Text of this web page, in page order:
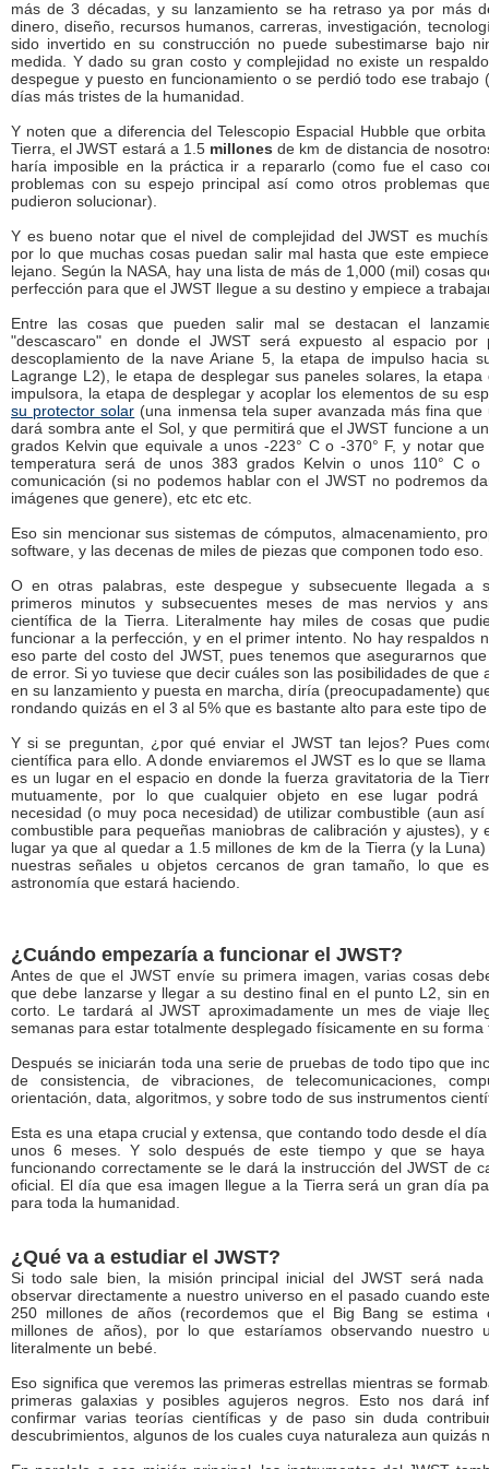
más de 3 décadas, y su lanzamiento se ha retraso ya por más
dinero, diseño, recursos humanos, carreras, investigación,
sido invertido en su construcción no puede subestimarse bajo
medida. Y dado su gran costo y complejidad no existe un
despegue y puesto en funcionamiento o se perdió todo ese trabajo
días más tristes de la humanidad.
Y noten que a diferencia del Telescopio Espacial Hubble que
Tierra, el JWST estará a 1.5 millones de km de distancia de
haría imposible en la práctica ir a repararlo (como fue el caso
problemas con su espejo principal así como otros problemas
pudieron solucionar).
Y es bueno notar que el nivel de complejidad del JWST es
por lo que muchas cosas puedan salir mal hasta que este
lejano. Según la NASA, hay una lista de más de 1,000 (mil) cosas
perfección para que el JWST llegue a su destino y empiece a
Entre las cosas que pueden salir mal se destacan el
"descascaro" en donde el JWST será expuesto al espacio
descoplamiento de la nave Ariane 5, la etapa de impulso hacia
Lagrange L2), le etapa de desplegar sus paneles solares, la
impulsora, la etapa de desplegar y acoplar los elementos de su
su protector solar (una inmensa tela super avanzada más fina
dará sombra ante el Sol, y que permitirá que el JWST funcione a
grados Kelvin que equivale a unos -223° C o -370° F, y notar
temperatura será de unos 383 grados Kelvin o unos 110° C
comunicación (si no podemos hablar con el JWST no podremos
imágenes que genere), etc etc etc.
Eso sin mencionar sus sistemas de cómputos, almacenamiento,
software, y las decenas de miles de piezas que componen todo eso.
O en otras palabras, este despegue y subsecuente llegada a
primeros minutos y subsecuentes meses de mas nervios y
científica de la Tierra. Literalmente hay miles de cosas que
funcionar a la perfección, y en el primer intento. No hay respaldos
eso parte del costo del JWST, pues tenemos que asegurarnos
de error. Si yo tuviese que decir cuáles son las posibilidades de que
en su lanzamiento y puesta en marcha, diría (preocupadamente)
rondando quizás en el 3 al 5% que es bastante alto para este tipo
Y si se preguntan, ¿por qué enviar el JWST tan lejos? Pues
científica para ello. A donde enviaremos el JWST es lo que se
es un lugar en el espacio en donde la fuerza gravitatoria de la
mutuamente, por lo que cualquier objeto en ese lugar podrá
necesidad (o muy poca necesidad) de utilizar combustible (aun
combustible para pequeñas maniobras de calibración y ajustes), y
lugar ya que al quedar a 1.5 millones de km de la Tierra (y la
nuestras señales u objetos cercanos de gran tamaño, lo que
astronomía que estará haciendo.
¿Cuándo empezaría a funcionar el JWST?
Antes de que el JWST envíe su primera imagen, varias cosas
que debe lanzarse y llegar a su destino final en el punto L2, sin
corto. Le tardará al JWST aproximadamente un mes de viaje
semanas para estar totalmente desplegado físicamente en su forma
Después se iniciarán toda una serie de pruebas de todo tipo que
de consistencia, de vibraciones, de telecomunicaciones,
orientación, data, algoritmos, y sobre todo de sus instrumentos
Esta es una etapa crucial y extensa, que contando todo desde el
unos 6 meses. Y solo después de este tiempo y que se
funcionando correctamente se le dará la instrucción del JWST de
oficial. El día que esa imagen llegue a la Tierra será un gran día
para toda la humanidad.
¿Qué va a estudiar el JWST?
Si todo sale bien, la misión principal inicial del JWST será
observar directamente a nuestro universo en el pasado cuando
250 millones de años (recordemos que el Big Bang se estima
millones de años), por lo que estaríamos observando nuestro
literalmente un bebé.
Eso significa que veremos las primeras estrellas mientras se
primeras galaxias y posibles agujeros negros. Esto nos dará
confirmar varias teorías científicas y de paso sin duda
descubrimientos, algunos de los cuales cuya naturaleza aun quizás